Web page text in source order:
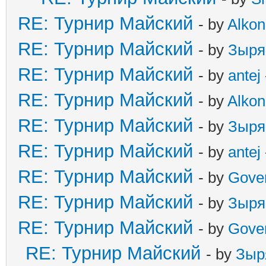
RE: Турнир Майский - by
RE: Турнир Майский - by
RE: Турнир Майский - by antej
RE: Турнир Майский - by
RE: Турнир Майский - by
RE: Турнир Майский - by antej
RE: Турнир Майский - by
RE: Турнир Майский - by
RE: Турнир Майский - by
RE: Турнир Майский - by